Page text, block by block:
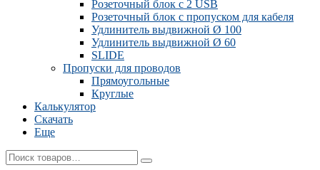
Розеточный блок с 2 USB
Розеточный блок с пропуском для кабеля
Удлинитель выдвижной Ø 100
Удлинитель выдвижной Ø 60
SLIDE
Пропуски для проводов
Прямоугольные
Круглые
Калькулятор
Скачать
Еще